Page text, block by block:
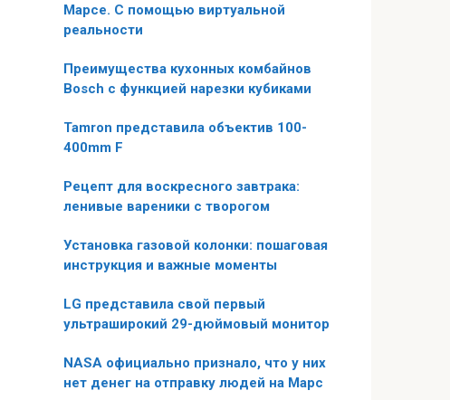
Марсе. С помощью виртуальной
реальности
Преимущества кухонных комбайнов
Bosch с функцией нарезки кубиками
Tamron представила объектив 100-
400mm F
Рецепт для воскресного завтрака:
ленивые вареники с творогом
Установка газовой колонки: пошаговая
инструкция и важные моменты
LG представила свой первый
ультраширокий 29-дюймовый монитор
NASA официально признало, что у них
нет денег на отправку людей на Марс